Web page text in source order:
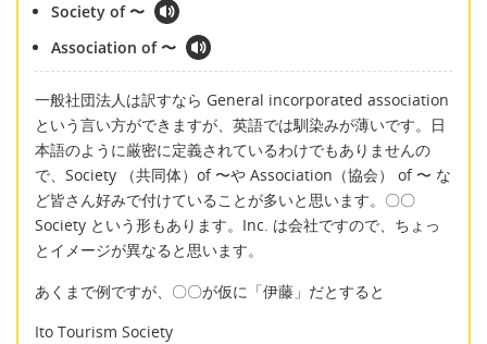
Society of 〜
Association of 〜
一般社団法人は訳すなら General incorporated association
という言い方ができますが、英語では馴染みが薄いです。日
本語のように厳密に定義されているわけでもありませんの
で、Society （共同体）of 〜や Association（協会） of 〜 な
ど皆さん好みで付けていることが多いと思います。〇〇
Society という形もあります。Inc. は会社ですので、ちょっ
とイメージが異なると思います。
あくまで例ですが、〇〇が仮に「伊藤」だとすると
Ito Tourism Society